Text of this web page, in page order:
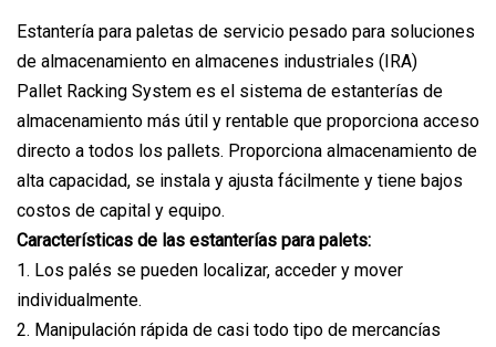
Estantería para paletas de servicio pesado para soluciones
de almacenamiento en almacenes industriales (IRA)
Pallet Racking System es el sistema de estanterías de
almacenamiento más útil y rentable que proporciona acceso
directo a todos los pallets. Proporciona almacenamiento de
alta capacidad, se instala y ajusta fácilmente y tiene bajos
costos de capital y equipo.
Características de las estanterías para palets:
1. Los palés se pueden localizar, acceder y mover
individualmente.
2. Manipulación rápida de casi todo tipo de mercancías